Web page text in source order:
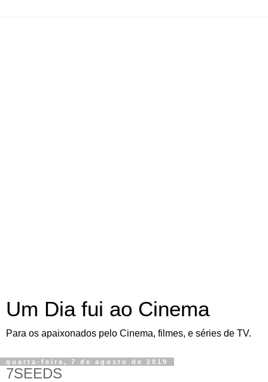
Um Dia fui ao Cinema
Para os apaixonados pelo Cinema, filmes, e séries de TV.
quarta-feira, 7 de agosto de 2019
7SEEDS